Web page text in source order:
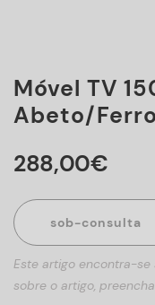
Móvel TV
Abeto/ferro
288,00€
sob-consulta
Este artigo encontra-se
sobre o artigo,